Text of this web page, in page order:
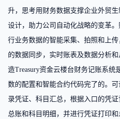
升，思考用财务数据支撑企业外贸
设计，助力公司自动化战略的变革
行业务数据的智能采集、拍照和上
的数据同步，实时账表及数据分析
造Treasury资金云楼台财务记账系统
数的配置和智能合约代码完了的。
录凭证、科目汇总，根据入口的凭证
总账和科目明细，并进行凭证打印